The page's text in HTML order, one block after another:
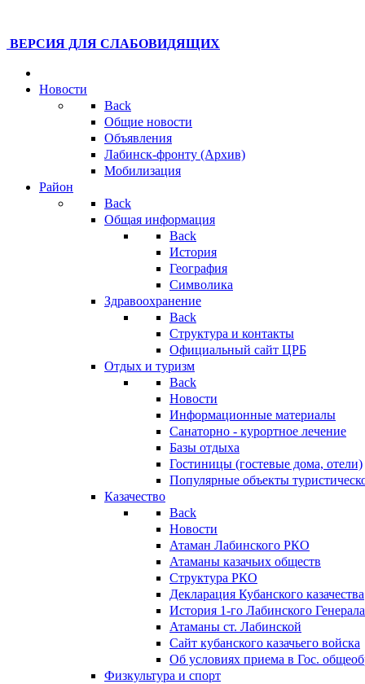
ВЕРСИЯ ДЛЯ СЛАБОВИДЯЩИХ
Новости
Back
Общие новости
Объявления
Лабинск-фронту (Архив)
Мобилизация
Район
Back
Общая информация
Back
История
География
Символика
Здравоохранение
Back
Структура и контакты
Официальный сайт ЦРБ
Отдых и туризм
Back
Новости
Информационные материалы
Санаторно - курортное лечение
Базы отдыха
Гостиницы (гостевые дома, отели)
Популярные объекты
Казачество
Back
Новости
Атаман Лабинского РКО
Атаманы казачьих обществ
Структура РКО
Декларация Кубанского казачества
История 1-го Лабинского
Атаманы ст. Лабинской
Cайт кубанского казачьего войска
Об условиях приема в Гос.
Физкультура и спорт